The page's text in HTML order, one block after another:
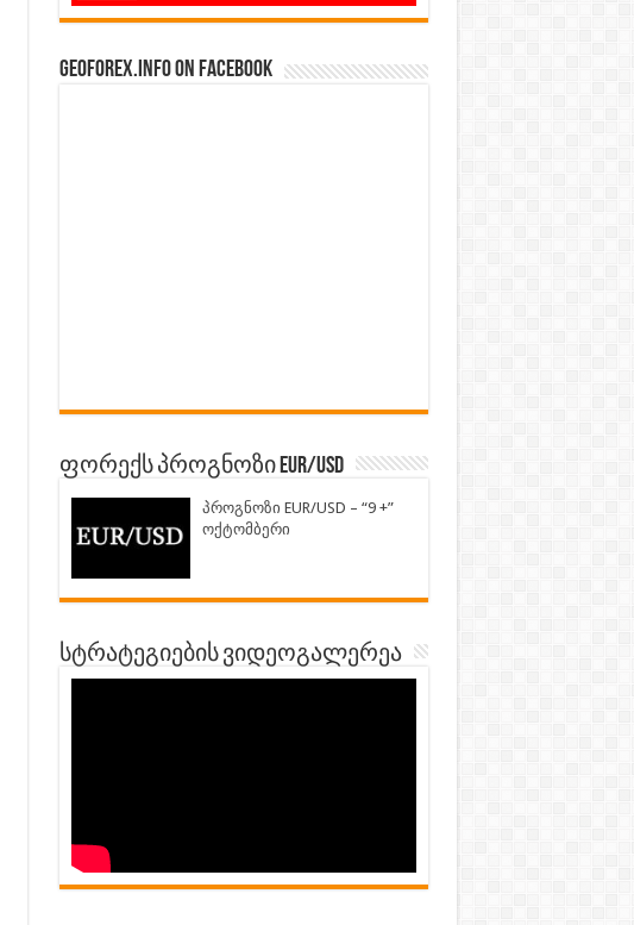
GeoForex.info on Facebook
ფორექს პროგნოზი EUR/USD
პროგნოზი EUR/USD – “9 +”
ოქტომბერი
სტრატეგიების ვიდეოგალერეა